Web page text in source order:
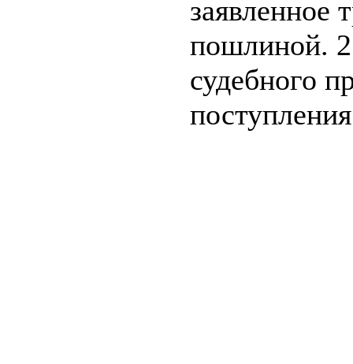
заявленное
пошлиной.
судебного